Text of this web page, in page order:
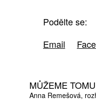
Podělte se:
Email
MŮŽEME
Anna Remešová